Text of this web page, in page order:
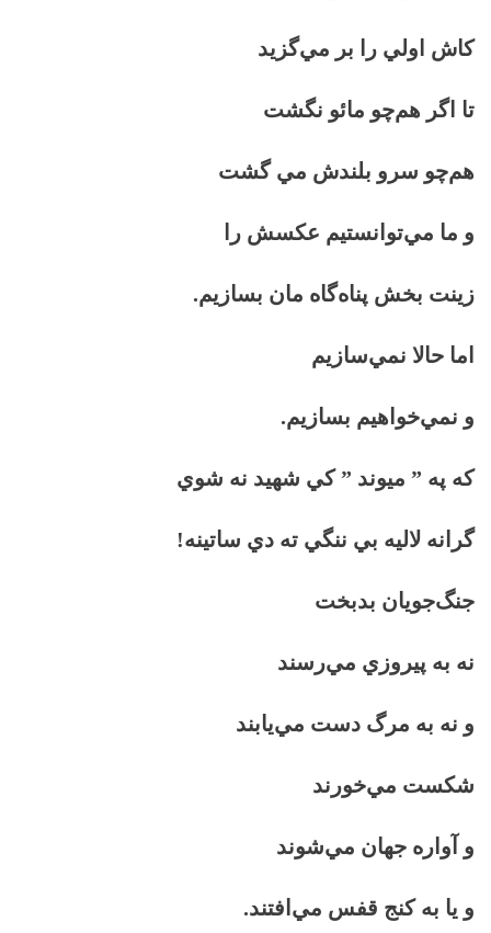
كاش اولي را بر مي‌گزيد
تا اگر هم‌چو مائو نگشت
هم‌چو سرو بلندش مي گشت
و ما مي‌توانستيم عكسش را
زينت بخش پناه‌گاه مان بسازيم.
اما حالا نمي‌سازيم
و نمي‌خواهيم بسازيم.
كه په ” ميوند ” كي شهيد نه شوي
گرانه لاليه بي ننگي ته دي ساتينه!
جنگ‌جويان بدبخت
نه به پيروزي مي‌رسند
و نه به مرگ دست مي‌يابند
شكست مي‌خورند
و آواره جهان مي‌شوند
و يا به كنج قفس مي‌افتند.